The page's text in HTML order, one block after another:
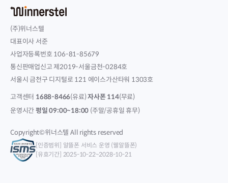
(주)위너스텔
대표이사 서준
사업자등록번호 106-81-85679
통신판매업신고 제2019-서울금천-0284호
서울시 금천구 디지털로 121 에이스가산타워 1303호
고객센터 1688-8466(유료)자사폰 114(무료)
운영시간평일 09:00~18:00 (주말/공휴일 휴무)
Copyright©위너스텔 All rights reserved
[인증범위] 알뜰폰 서비스 운영 (웰알뜰폰)
[유효기간] 2025-10-22~2028-10-21